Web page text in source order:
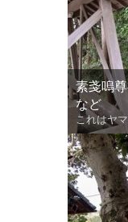
素戔嗚
など
これはヤ